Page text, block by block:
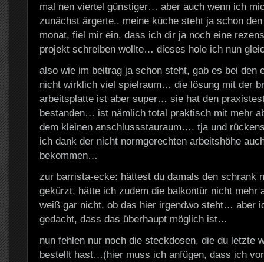
mal nen viertel günstiger… aber auch wenn ich
zunächst ärgerte.. meine küche steht ja schon
monat, fiel mir ein, dass ich dir ja noch eine
projekt schreiben wollte… dieses hole ich nun
also wie im beitrag ja schon steht, gab es bei den
nicht wirklich viel spielraum… die lösung mit der
arbeitsplatte ist aber super… sie hat den
bestanden… ist nämlich total praktisch mit mehr
dem kleinen anschlussstauraum…. tja und
ich dank der nicht normgerechten arbeitshöhe
bekommen…
zur barrista-ecke: hättest du damals den schrank
gekürzt, hätte ich zudem die balkontür nicht mehr
weiß gar nicht, ob das hier irgendwo steht… aber
gedacht, dass das überhaupt möglich ist…
nun fehlen nur noch die steckdosen, die du letzte
bestellt hast…(hier muss ich anfügen, dass ich